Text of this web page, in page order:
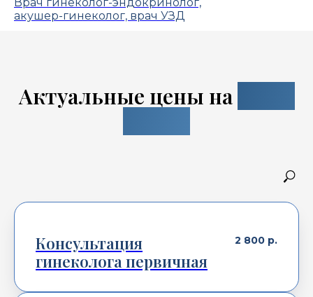
Врач гинеколог-эндокринолог,
акушер-гинеколог, врач УЗД
Актуальные цены на
Консультация
гинеколога первичная
2 800 р.